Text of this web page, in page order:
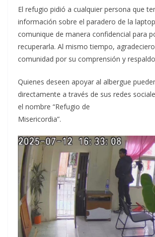
El refugio pidió a cualquier persona que
información sobre el paradero de la
comunique de manera confidencial para
recuperarla. Al mismo tiempo,
comunidad por su comprensión y
Quienes deseen apoyar al albergue
directamente a través de sus redes
el nombre “Refugio de
Misericordia”.